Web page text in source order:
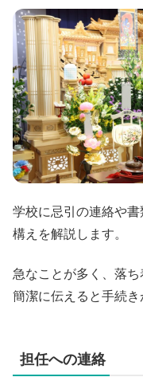
学校に忌引の連絡や
構えを解説します。
急なことが多く、落
簡潔に伝えると手続き
担任への連絡